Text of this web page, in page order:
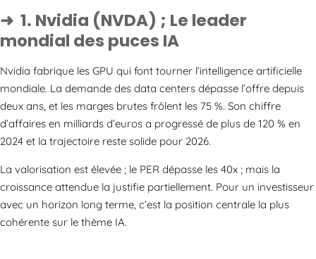
1. Nvidia (NVDA) ; Le leader
mondial des puces IA
Nvidia fabrique les GPU qui font tourner l’intelligence artificielle
mondiale. La demande des data centers dépasse l’offre depuis
deux ans, et les marges brutes frôlent les 75 %. Son chiffre
d’affaires en milliards d’euros a progressé de plus de 120 % en
2024 et la trajectoire reste solide pour 2026.
La valorisation est élevée ; le PER dépasse les 40x ; mais la
croissance attendue la justifie partiellement. Pour un investisseur
avec un horizon long terme, c’est la position centrale la plus
cohérente sur le thème IA.